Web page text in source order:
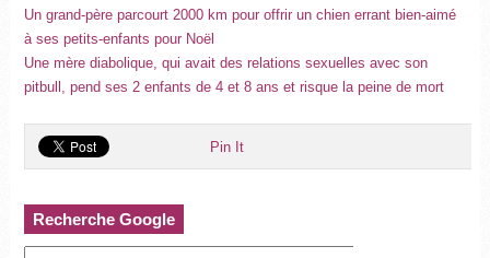
Un grand-père parcourt 2000 km pour offrir un chien errant bien-aimé
à ses petits-enfants pour Noël
Une mère diabolique, qui avait des relations sexuelles avec son
pitbull, pend ses 2 enfants de 4 et 8 ans et risque la peine de mort
Pin It
Recherche Google